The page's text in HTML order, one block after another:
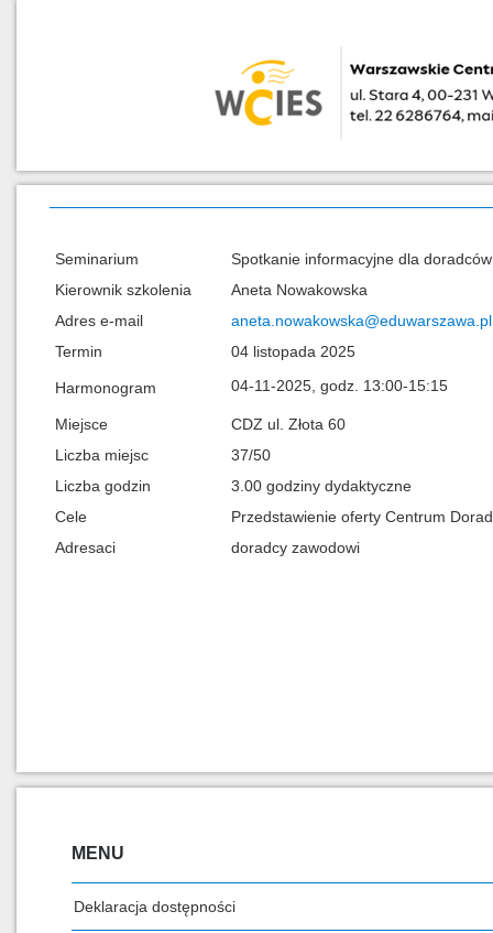
Seminarium
Spotkanie informacyjne dla
Kierownik szkolenia
Aneta Nowakowska
Adres e-mail
aneta.nowakowska@eduwarszawa.pl
Termin
04 listopada 2025
Harmonogram 04-11-2025, godz. 13:00-15:15
Miejsce
CDZ ul. Złota 60
Liczba miejsc
37/50
Liczba godzin
3.00 godziny dydaktyczne
Cele
Przedstawienie oferty Centrum
Adresaci
doradcy zawodowi
MENU
Deklaracja dostępności